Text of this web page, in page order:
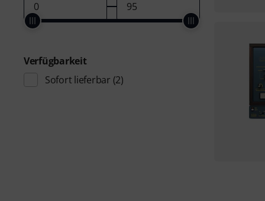
Verfügbarkeit
Sofort lieferbar (2)